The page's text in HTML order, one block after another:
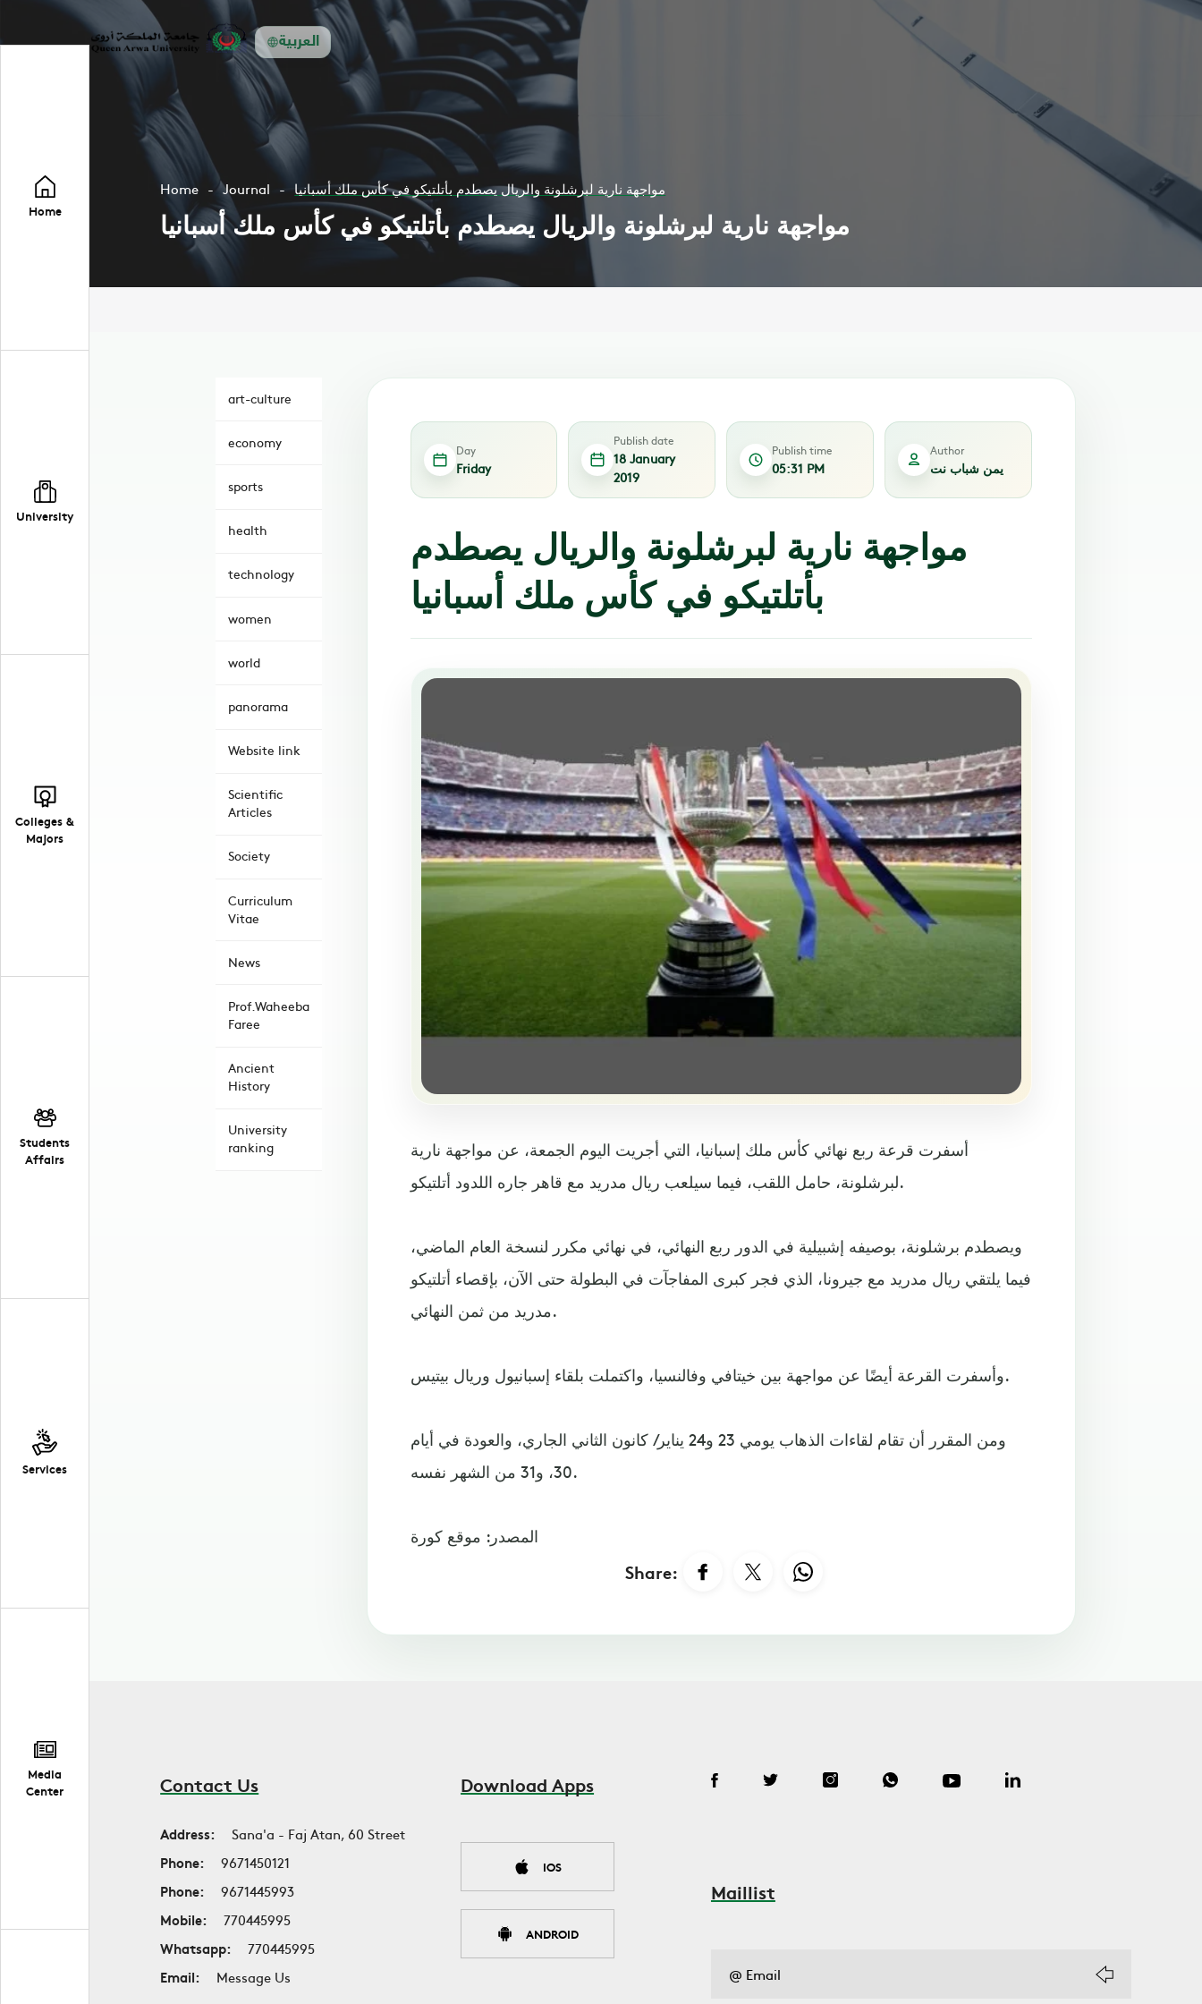
العربية
Home
University
Colleges &
Majors
Students
Affairs
Services
Media
Center
Home Journal مواجهة نارية لبرشلونة والريال يصطدم بأتلتيكو في كأس ملك أسبانيا
مواجهة نارية لبرشلونة والريال يصطدم بأتلتيكو في كأس ملك أسبانيا
art-culture
economy
sports
health
technology
women
world
panorama
Website link
Scientific
Articles
Society
Curriculum
Vitae
News
Prof.Waheeba
Faree
Ancient
History
University
ranking
Day
Friday
Publish date
18 January
2019
Publish time
05:31 PM
Author
يمن شباب نت
مواجهة نارية لبرشلونة والريال يصطدم
بأتلتيكو في كأس ملك أسبانيا
أسفرت قرعة ربع نهائي كأس ملك إسبانيا، التي أجريت اليوم الجمعة، عن مواجهة نارية
لبرشلونة، حامل اللقب، فيما سيلعب ريال مدريد مع قاهر جاره اللدود أتلتيكو.
ويصطدم برشلونة، بوصيفه إشبيلية في الدور ربع النهائي، في نهائي مكرر لنسخة العام الماضي،
فيما يلتقي ريال مدريد مع جيرونا، الذي فجر كبرى المفاجآت في البطولة حتى الآن، بإقصاء أتلتيكو
مدريد من ثمن النهائي.
وأسفرت القرعة أيضًا عن مواجهة بين خيتافي وفالنسيا، واكتملت بلقاء إسبانيول وريال بيتيس.
ومن المقرر أن تقام لقاءات الذهاب يومي 23 و24 يناير/ كانون الثاني الجاري، والعودة في أيام
30، و31 من الشهر نفسه.
المصدر: موقع كورة
Share:
Contact Us
Address:
Sana'a - Faj Atan, 60 Street
Phone:
9671450121
Phone:
9671445993
Mobile:
770445995
Whatsapp:
770445995
Email:
Message Us
Download Apps
IOS
ANDROID
Maillist